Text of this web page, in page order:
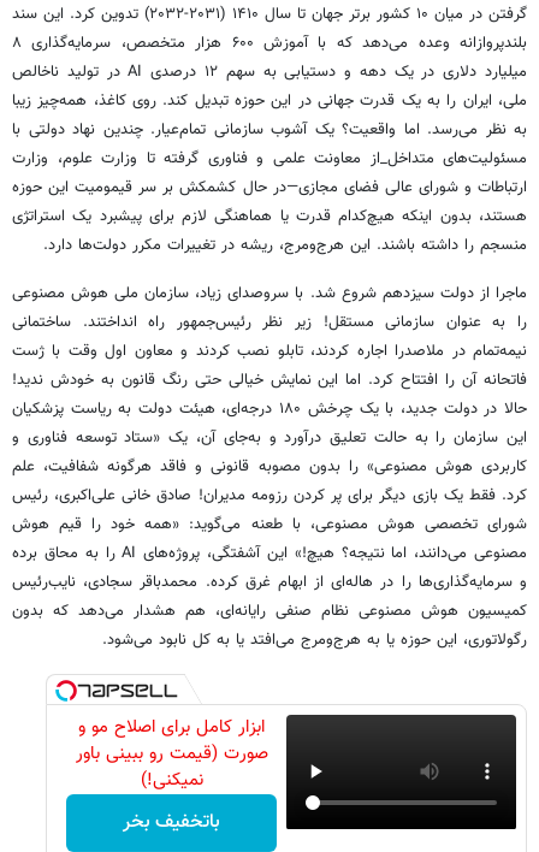
گرفتن در میان ۱۰ کشور برتر جهان تا سال ۱۴۱۰ (۲۰۳۱-۲۰۳۲)
تدوین کرد. این سند
بلندپروازانه وعده می‌دهد که با آموزش ۶۰۰ هزار متخصص، سرمایه‌گذاری ۸
میلیارد دلاری در یک دهه و دستیابی به سهم۱۲ درصدیAI
در تولید ناخالص
ملی، ایران را به یک قدرت جهانی در این حوزه تبدیل کند. روی کاغذ، همه‌چیز زیبا
به نظر می‌رسد. اما واقعیت؟ یک آشوب سازمانی تمام‌عیار. چندین نهاد دولتی با
مسئولیت‌های متداخل_از معاونت علمی و فناوری گرفته تا وزارت علوم، وزارت
ارتباطات و شورای عالی فضای مجازی—در حال کشمکش بر سر قیمومیت این حوزه
هستند، بدون اینکه هیچ‌کدام قدرت یا هماهنگی لازم برای پیشبرد یک استراتژی
منسجم را داشته باشند. این هرج‌ومرج، ریشه در تغییرات مکرر دولت‌ها دارد.
ماجرا از دولت سیزدهم شروع شد. با سروصدای زیاد، سازمان ملی هوش مصنوعی
را به عنوان سازمانی مستقل! زیر نظر رئیس‌جمهور راه انداختند. ساختمانی
نیمه‌تمام در ملاصدرا اجاره کردند، تابلو نصب کردند و معاون اول وقت با ژست
فاتحانه آن را افتتاح کرد. اما این نمایش خیالی حتی رنگ قانون به خودش ندید!
حالا در دولت جدید، با یک چرخش ۱۸۰
درجه‌ای، هیئت دولت به ریاست پزشکیان
این سازمان را به حالت تعلیق درآورد و به‌جای آن، یک «ستاد توسعه فناوری و
کاربردی هوش مصنوعی» را بدون مصوبه قانونی و فاقد هرگونه شفافیت، علم
کرد. فقط یک بازی دیگر برای پر کردن رزومه مدیران! صادق خانی علی‌اکبری، رئیس
شورای تخصصی هوش مصنوعی، با طعنه می‌گوید: «همه خود را قیم هوش
مصنوعی می‌دانند، اما نتیجه؟ هیچ!» این آشفتگی، پروژه‌هایAI
را به محاق برده
و سرمایه‌گذاری‌ها را در هاله‌ای از ابهام غرق کرده. محمدباقر سجادی، نایب‌رئیس
کمیسیون هوش مصنوعی نظام صنفی رایانه‌ای، هم هشدار می‌دهد که بدون
رگولاتوری، این حوزه یا به هرج‌ومرج می‌افتد یا به کل نابود می‌شود.
ابزار کامل برای اصلاح مو و
صورت (قیمت رو ببینی باور
نمیکنی!)
باتخفیف بخر